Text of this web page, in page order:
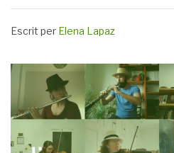
Escrit per Elena Lapaz